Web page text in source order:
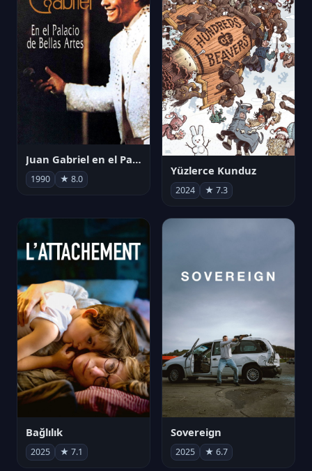
Juan Gabriel en el Palacio de Bellas Artes
1990 ★ 8.0
Yüzlerce Kunduz
2024 ★ 7.3
Bağlılık
2025 ★ 7.1
Sovereign
2025 ★ 6.7